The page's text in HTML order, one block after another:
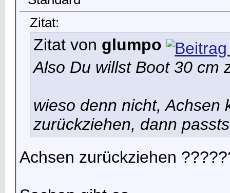
Zitat:
Zitat von glumpo
Also Du willst Boot 30 cm
wieso denn nicht, Achsen
zurückziehen, dann
Achsen zurückziehen